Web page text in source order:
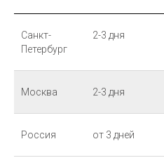
Санкт-
Петербург
2-3 дня
Москва 2-3 дня
Россия от 3 дней